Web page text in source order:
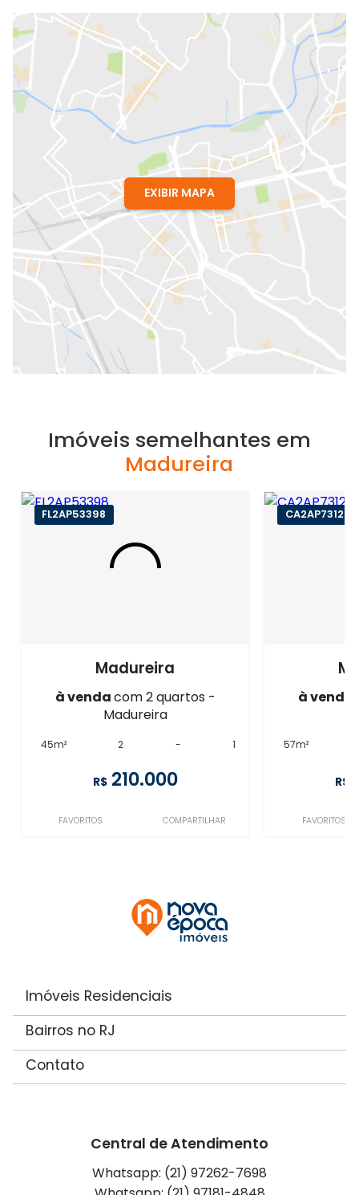
EXIBIR MAPA
Imóveis semelhantes em
Madureira
FL2AP53398
Madureira
à vendacom 2 quartos -
Madureira
45m² 2 - 1
R$ 210.000
FAVORITOS COMPARTILHAR
CA2AP73124
à venda
57m²
R$
FAVORITOS
Imóveis Residenciais
Bairros no RJ
Contato
Central de Atendimento
Whatsapp: (21) 97262-7698